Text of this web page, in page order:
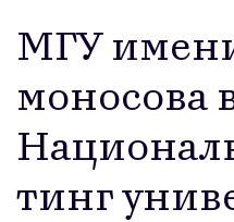
МГУ
моно­сова
тинг